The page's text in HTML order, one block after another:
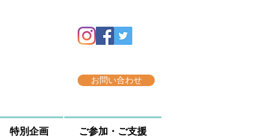
お問い合わせ
特別企画 ご参加・ご支援